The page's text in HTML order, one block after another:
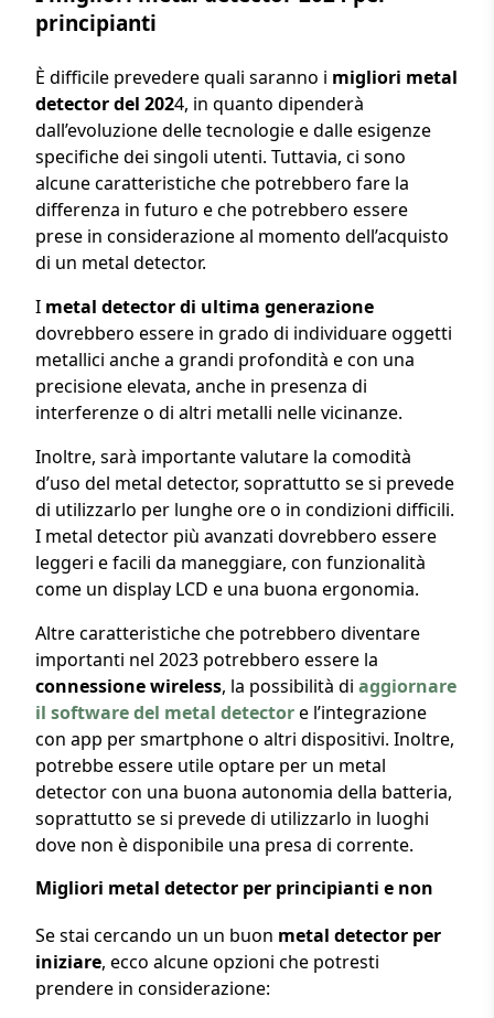
principianti
È difficile prevedere quali saranno i migliori metal
detector del 2024, in quanto dipenderà
dall’evoluzione delle tecnologie e dalle esigenze
specifiche dei singoli utenti. Tuttavia, ci sono
alcune caratteristiche che potrebbero fare la
differenza in futuro e che potrebbero essere
prese in considerazione al momento dell’acquisto
di un metal detector.
I metal detector di ultima generazione
dovrebbero essere in grado di individuare oggetti
metallici anche a grandi profondità e con una
precisione elevata, anche in presenza di
interferenze o di altri metalli nelle vicinanze.
Inoltre, sarà importante valutare la comodità
d’uso del metal detector, soprattutto se si prevede
di utilizzarlo per lunghe ore o in condizioni difficili.
I metal detector più avanzati dovrebbero essere
leggeri e facili da maneggiare, con funzionalità
come un display LCD e una buona ergonomia.
Altre caratteristiche che potrebbero diventare
importanti nel 2023 potrebbero essere la
connessione wireless, la possibilità di aggiornare
il software del metal detectore l’integrazione
con app per smartphone o altri dispositivi. Inoltre,
potrebbe essere utile optare per un metal
detector con una buona autonomia della batteria,
soprattutto se si prevede di utilizzarlo in luoghi
dove non è disponibile una presa di corrente.
Migliori metal detector per principianti e non
Se stai cercando un un buon metal detector per
iniziare, ecco alcune opzioni che potresti
prendere in considerazione: